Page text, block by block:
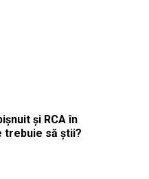
și RCA în
trebuie să știi?